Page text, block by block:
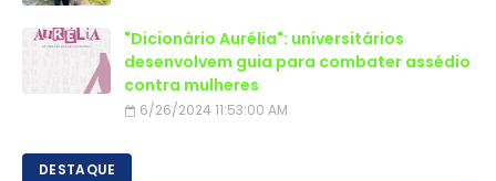
"Dicionário Aurélia": universitários
desenvolvem guia para combater assédio
contra mulheres
6/26/2024 11:53:00 AM
DESTAQUE